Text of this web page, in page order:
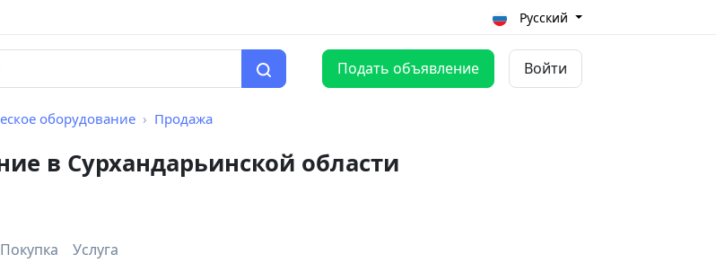
Русский
Подать объявление Войти
оборудование Продажа
в Сурхандарьинской области
Покупка Услуга